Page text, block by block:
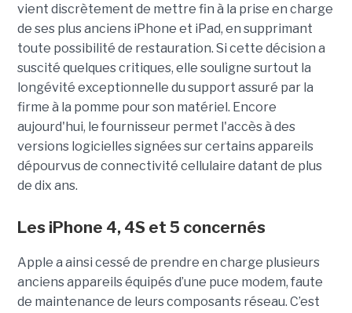
vient discrètement de mettre fin à la prise en charge
de ses plus anciens iPhone et iPad, en supprimant
toute possibilité de restauration. Si cette décision a
suscité quelques critiques, elle souligne surtout la
longévité exceptionnelle du support assuré par la
firme à la pomme pour son matériel. Encore
aujourd'hui, le fournisseur permet l'accès à des
versions logicielles signées sur certains appareils
dépourvus de connectivité cellulaire datant de plus
de dix ans.
Les iPhone 4, 4S et 5 concernés
Apple a ainsi cessé de prendre en charge plusieurs
anciens appareils équipés d’une puce modem, faute
de maintenance de leurs composants réseau. C’est